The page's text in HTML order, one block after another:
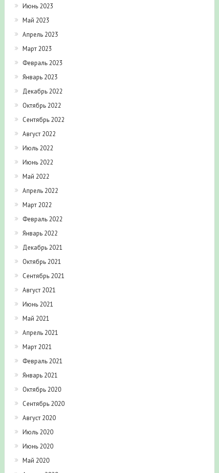
Май 2023
Апрель 2023
Март 2023
Февраль 2023
Январь 2023
Декабрь 2022
Октябрь 2022
Сентябрь 2022
Август 2022
Июль 2022
Июнь 2022
Май 2022
Апрель 2022
Март 2022
Февраль 2022
Январь 2022
Декабрь 2021
Октябрь 2021
Сентябрь 2021
Август 2021
Июнь 2021
Май 2021
Апрель 2021
Март 2021
Февраль 2021
Январь 2021
Октябрь 2020
Сентябрь 2020
Август 2020
Июль 2020
Июнь 2020
Май 2020
Апрель 2020